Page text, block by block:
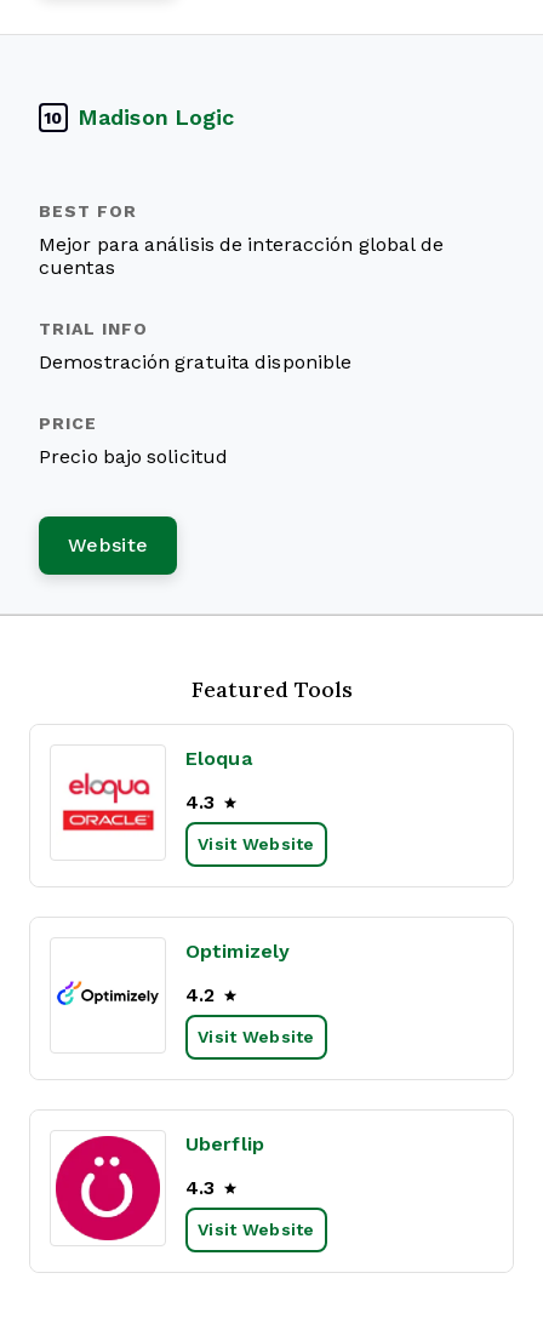
10 Madison Logic
Mejor para análisis de interacción global de
cuentas
Demostración gratuita disponible
Precio bajo solicitud
Website
Featured Tools
Eloqua
4.3
Visit Website
Optimizely
4.2
Visit Website
Uberflip
4.3
Visit Website